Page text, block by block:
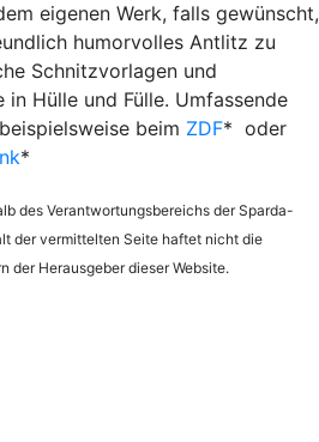
eigenen Werk, falls gewünscht,
humorvolles Antlitz zu
Schnitzvorlagen und
in Hülle und Fülle. Umfassende
beim ZDF* oder
*
des Verantwortungsbereichs der Sparda-
der vermittelten Seite haftet nicht die
der Herausgeber dieser Website.